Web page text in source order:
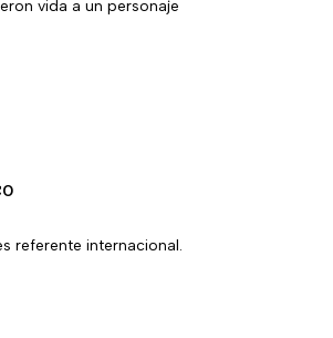
vida a un personaje
referente internacional.